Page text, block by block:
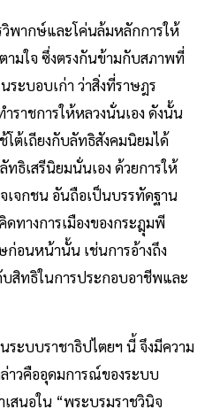
พากษ์และโค่นล้มหลักการให้
ามใจ ซึ่งตรงกันข้ามกับสภาพที่
ระบอบเก่า ว่าสิ่งที่ราษฎร
ราชการให้หลวงนั่นเอง ดังนั้น
ต้เถียงกับลัทธิสังคมนิยมได้
ทธิเสรีนิยมนั่นเอง ด้วยการให้
เจกชน อันถือเป็นบรรทัดฐาน
ทางการเมืองของกระฎุมพี
อนหน้านั้น เช่นการอ้างถึง
สิทธิในการประกอบอาชีพและ
ระบบราชาธิปไตยฯ นี้ จึงมีความ
าวคืออุดมการณ์ของระบบ
สนอใน “พระบรมราชวินิจ